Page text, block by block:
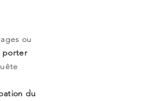
ou
porter
du